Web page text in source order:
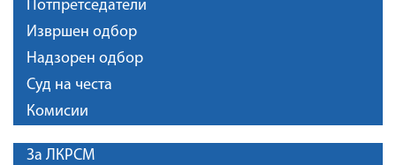
Потпретседатели
Извршен одбор
Надзорен одбор
Суд на честа
Комисии
За ЛКРСМ